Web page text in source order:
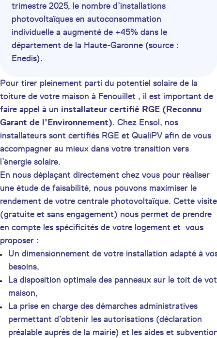
trimestre 2025, le nombre d’installations
photovoltaïques en autoconsommation
individuelle a augmenté de +45% dans le
département de la Haute-Garonne (source :
Enedis).
Pour tirer pleinement parti du potentiel solaire de la
toiture de votre maison à Fenouillet , il est important de
faire appel à un installateur certifié RGE (Reconnu
Garant de l’Environnement). Chez Ensol, nos
installateurs sont certifiés RGE et QualiPV afin de vous
accompagner au mieux dans votre transition vers
l’énergie solaire.
En nous déplaçant directement chez vous pour réaliser
une étude de faisabilité, nous pouvons maximiser le
rendement de votre centrale photovoltaïque. Cette visite
(gratuite et sans engagement) nous permet de prendre
en compte les spécificités de votre logement et vous
proposer :
Un dimensionnement de votre installation adapté à
besoins,
La disposition optimale des panneaux sur le toit de
maison,
La prise en charge des démarches administratives
permettant d’obtenir les autorisations (déclaration
préalable auprès de la mairie) et les aides et